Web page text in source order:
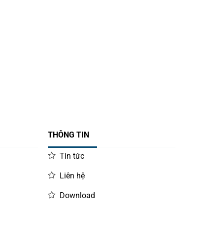
THÔNG TIN
Tin tức
Liên hệ
Download